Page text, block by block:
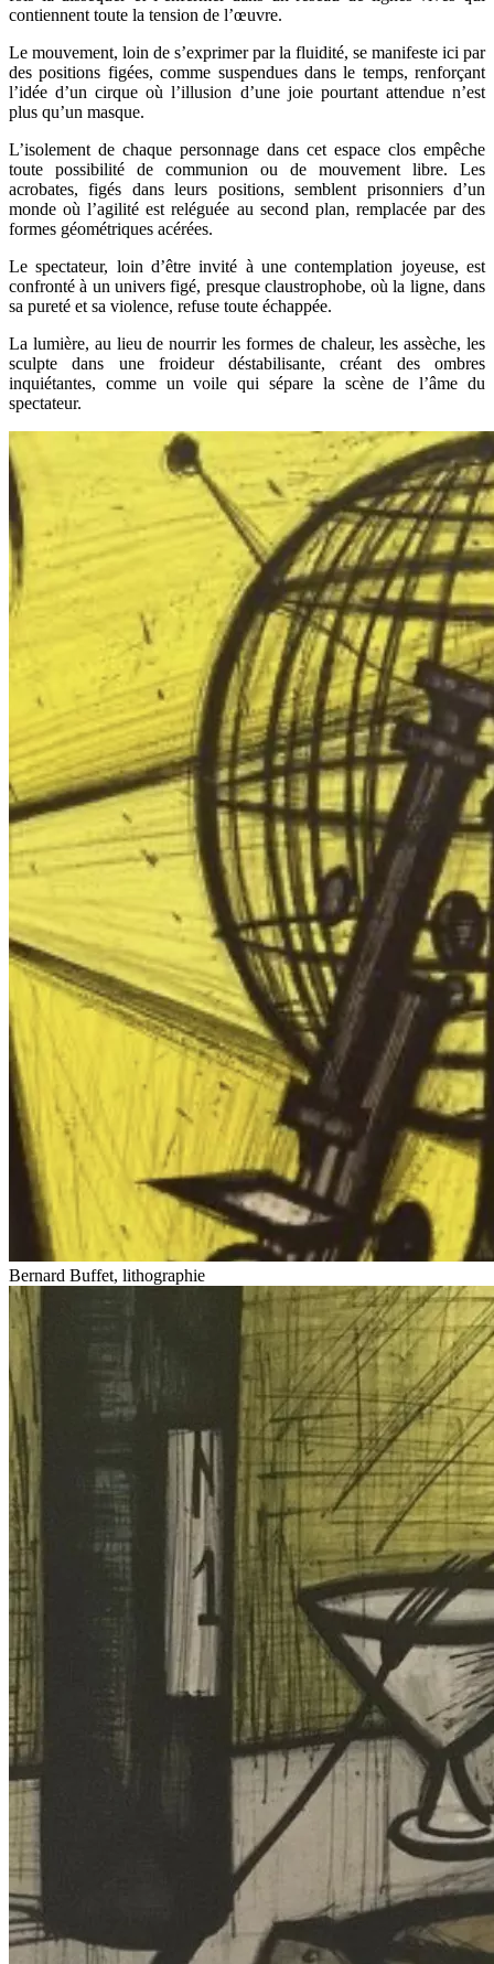
contiennent toute la tension de l’œuvre.
Le mouvement, loin de s’exprimer par la fluidité, se manifeste ici par
des positions figées, comme suspendues dans le temps, renforçant
l’idée d’un cirque où l’illusion d’une joie pourtant attendue n’est
plus qu’un masque.
L’isolement de chaque personnage dans cet espace clos empêche
toute possibilité de communion ou de mouvement libre. Les
acrobates, figés dans leurs positions, semblent prisonniers d’un
monde où l’agilité est reléguée au second plan, remplacée par des
formes géométriques acérées.
Le spectateur, loin d’être invité à une contemplation joyeuse, est
confronté à un univers figé, presque claustrophobe, où la ligne, dans
sa pureté et sa violence, refuse toute échappée.
La lumière, au lieu de nourrir les formes de chaleur, les assèche, les
sculpte dans une froideur déstabilisante, créant des ombres
inquiétantes, comme un voile qui sépare la scène de l’âme du
spectateur.
Bernard Buffet, lithographie